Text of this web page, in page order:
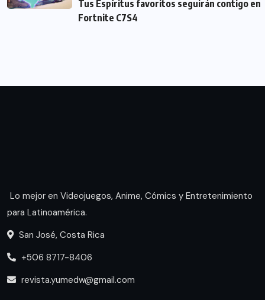
Tus Espíritus favoritos seguirán contigo en
Fortnite C7S4
Lo mejor en Videojuegos, Anime, Cómics y Entretenimiento
para Latinoamérica.
San José, Costa Rica
+506 8717-8406
revista.yumedw@gmail.com